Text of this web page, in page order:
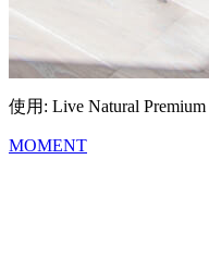
使用: Live Natural Premium
MOMENT